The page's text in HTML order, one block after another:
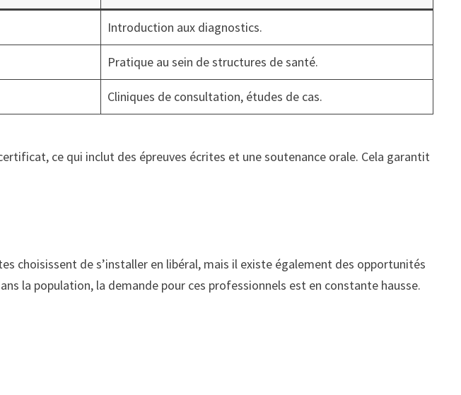
Introduction aux diagnostics.
Pratique au sein de structures de santé.
Cliniques de consultation, études de cas.
ce qui inclut des épreuves écrites et une soutenance orale. Cela garantit
choisissent de s’installer en libéral, mais il existe également des opportunités
la population, la demande pour ces professionnels est en constante hausse.